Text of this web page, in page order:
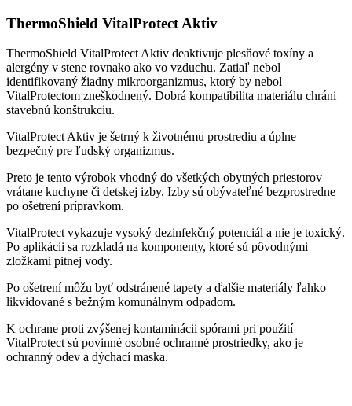
ThermoShield VitalProtect Aktiv
ThermoShield VitalProtect Aktiv deaktivuje plesňové toxíny a
alergény v stene rovnako ako vo vzduchu. Zatiaľ nebol
identifikovaný žiadny mikroorganizmus, ktorý by nebol
VitalProtectom zneškodnený. Dobrá kompatibilita materiálu chráni
stavebnú konštrukciu.
VitalProtect Aktiv je šetrný k životnému prostrediu a úplne
bezpečný pre ľudský organizmus.
Preto je tento výrobok vhodný do všetkých obytných priestorov
vrátane kuchyne či detskej izby. Izby sú obývateľné bezprostredne
po ošetrení prípravkom.
VitalProtect vykazuje vysoký dezinfekčný potenciál a nie je toxický.
Po aplikácii sa rozkladá na komponenty, ktoré sú pôvodnými
zložkami pitnej vody.
Po ošetrení môžu byť odstránené tapety a ďalšie materiály ľahko
likvidované s bežným komunálnym odpadom.
K ochrane proti zvýšenej kontaminácii spórami pri použití
VitalProtect sú povinné osobné ochranné prostriedky, ako je
ochranný odev a dýchací maska.